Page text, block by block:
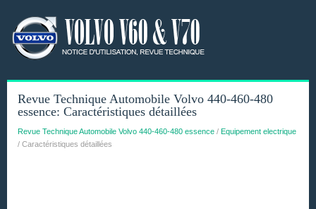
Revue Technique Automobile Volvo 440-460-480
essence: Caractéristiques détaillées
Revue Technique Automobile Volvo 440-460-480 essence / Equipement electrique
/ Caractéristiques détaillées